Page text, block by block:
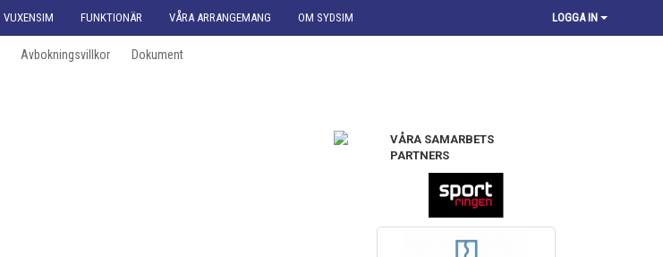
VUXENSIM FUNKTIONÄR VÅRA ARRANGEMANG OM SYDSIM LOGGA IN
Avbokningsvillkor Dokument
VÅRA SAMARBETS
PARTNERS